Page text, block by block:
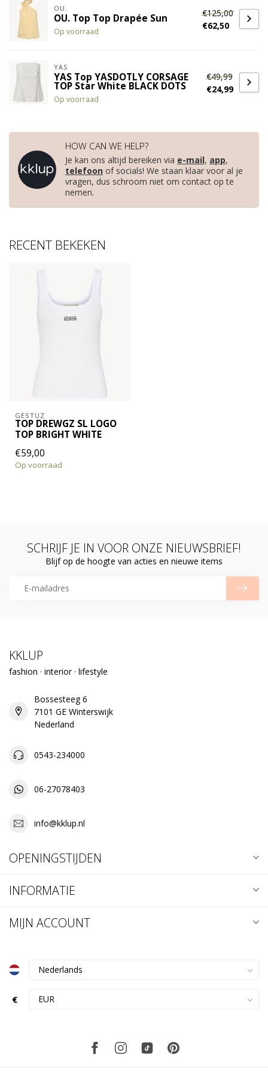
OU.
OU. Top Top Drapée Sun
Op voorraad
€125,00
€62,50
YAS
YAS Top YASDOTLY CORSAGE
TOP Star White BLACK DOTS
Op voorraad
€49,99
€24,99
HOW CAN WE HELP?
Je kan ons altijd bereiken via e-mail, app,
telefoon of socials! We staan klaar voor al je
vragen, dus schroom niet om contact op te
nemen.
RECENT BEKEKEN
GESTUZ
TOP DREWGZ SL LOGO
TOP BRIGHT WHITE
€59,00
Op voorraad
SCHRIJF JE IN VOOR ONZE NIEUWSBRIEF!
Blijf op de hoogte van acties en nieuwe items
KKLUP
fashion · interior · lifestyle
Bossesteeg 6
7101 GE Winterswijk
Nederland
0543-234000
06-27078403
info@kklup.nl
OPENINGSTIJDEN
INFORMATIE
MIJN ACCOUNT
€